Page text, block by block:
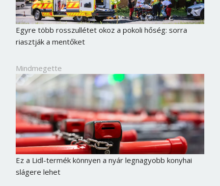
Egyre több rosszullétet okoz a pokoli hőség: sorra
riasztják a mentőket
Mindmegette
Ez a Lidl-termék könnyen a nyár legnagyobb konyhai
slágere lehet